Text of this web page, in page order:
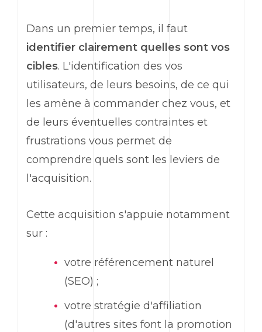
Dans un premier temps, il faut
identifier clairement quelles sont vos
cibles. L'identification des vos
utilisateurs, de leurs besoins, de ce qui
les amène à commander chez vous, et
de leurs éventuelles contraintes et
frustrations vous permet de
comprendre quels sont les leviers de
l'acquisition.
Cette acquisition s'appuie notamment
sur :
votre référencement naturel
(SEO) ;
votre stratégie d'affiliation
(d'autres sites font la promotion